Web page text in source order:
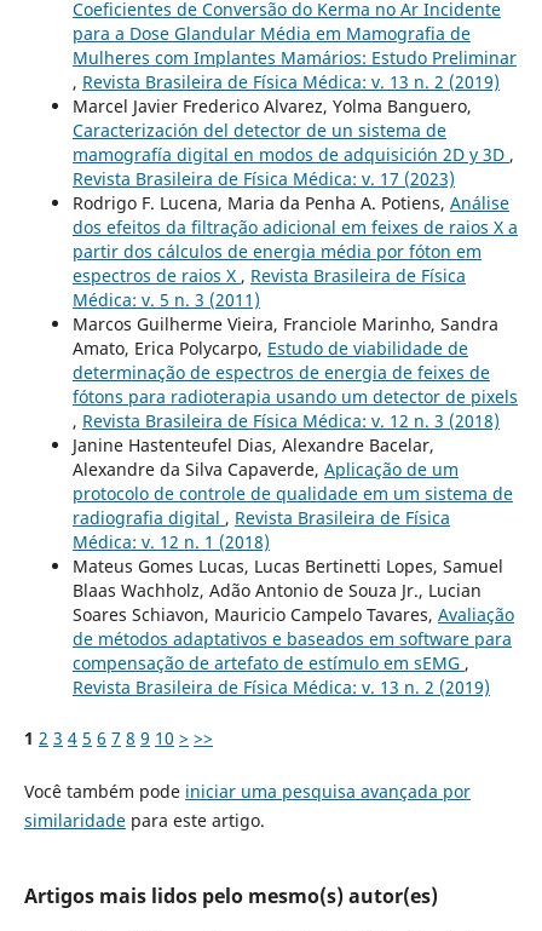
Coeficientes de Conversão do Kerma no Ar Incidente
para a Dose Glandular Média em Mamografia de
Mulheres com Implantes Mamários: Estudo Preliminar
, Revista Brasileira de Física Médica: v. 13 n. 2 (2019)
Marcel Javier Frederico Alvarez, Yolma Banguero,
Caracterización del detector de un sistema de
mamografía digital en modos de adquisición 2D y 3D ,
Revista Brasileira de Física Médica: v. 17 (2023)
Rodrigo F. Lucena, Maria da Penha A. Potiens, Análise
dos efeitos da filtração adicional em feixes de raios X a
partir dos cálculos de energia média por fóton em
espectros de raios X , Revista Brasileira de Física
Médica: v. 5 n. 3 (2011)
Marcos Guilherme Vieira, Franciole Marinho, Sandra
Amato, Erica Polycarpo, Estudo de viabilidade de
determinação de espectros de energia de feixes de
fótons para radioterapia usando um detector de pixels
, Revista Brasileira de Física Médica: v. 12 n. 3 (2018)
Janine Hastenteufel Dias, Alexandre Bacelar,
Alexandre da Silva Capaverde, Aplicação de um
protocolo de controle de qualidade em um sistema de
radiografia digital , Revista Brasileira de Física
Médica: v. 12 n. 1 (2018)
Mateus Gomes Lucas, Lucas Bertinetti Lopes, Samuel
Blaas Wachholz, Adão Antonio de Souza Jr., Lucian
Soares Schiavon, Mauricio Campelo Tavares, Avaliação
de métodos adaptativos e baseados em software para
compensação de artefato de estímulo em sEMG ,
Revista Brasileira de Física Médica: v. 13 n. 2 (2019)
1 2 3 4 5 6 7 8 9 10 > >>
Você também pode iniciar uma pesquisa avançada por
similaridadepara este artigo.
Artigos mais lidos pelo mesmo(s) autor(es)